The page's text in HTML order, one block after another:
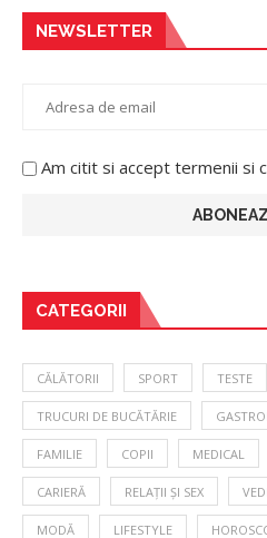
NEWSLETTER
Am citit si accept termenii si
CATEGORII
CĂLĂTORII SPORT TESTE
TRUCURI DE BUCĂTĂRIE
FAMILIE COPII MEDICAL
CARIERĂ RELAȚII ȘI SEX
MODĂ LIFESTYLE